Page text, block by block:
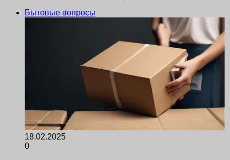
Бытовые вопросы
18.02.2025
0